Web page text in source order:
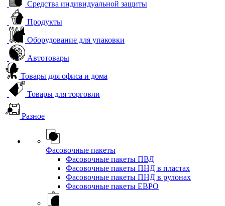
Средства индивидуальной защиты
Продукты
Оборудование для упаковки
Автотовары
Товары для офиса и дома
Товары для торговли
Разное
Фасовочные пакеты
Фасовочные пакеты ПВД
Фасовочные пакеты ПНД в пластах
Фасовочные пакеты ПНД в рулонах
Фасовочные пакеты ЕВРО